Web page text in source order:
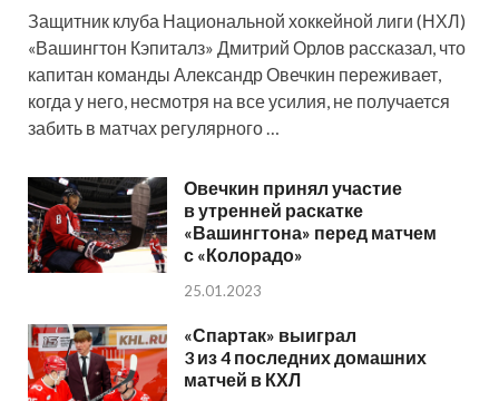
Защитник клуба Национальной хоккейной лиги (НХЛ)
«Вашингтон Кэпиталз» Дмитрий Орлов рассказал, что
капитан команды Александр Овечкин переживает,
когда у него, несмотря на все усилия, не получается
забить в матчах регулярного …
Овечкин принял участие
в утренней раскатке
«Вашингтона» перед матчем
с «Колорадо»
25.01.2023
«Спартак» выиграл
3 из 4 последних домашних
матчей в КХЛ